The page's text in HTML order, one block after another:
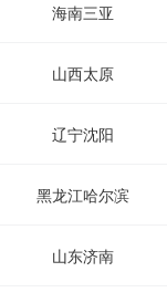
海南三亚
山西太原
辽宁沈阳
黑龙江哈尔滨
山东济南